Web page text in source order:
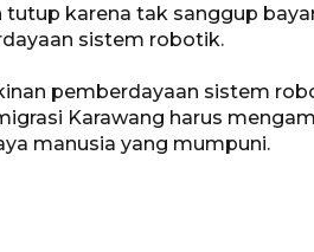
karena tak sanggup
sistem robotik.
pemberdayaan sistem
Karawang harus
manusia yang mumpuni.